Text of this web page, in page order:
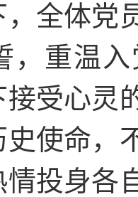
全体党
，重温
受心灵
使命，
投身各